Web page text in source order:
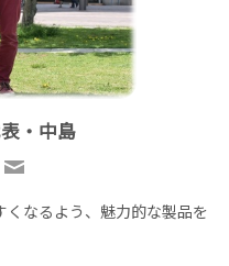
・中島
なるよう、魅力的な製品を